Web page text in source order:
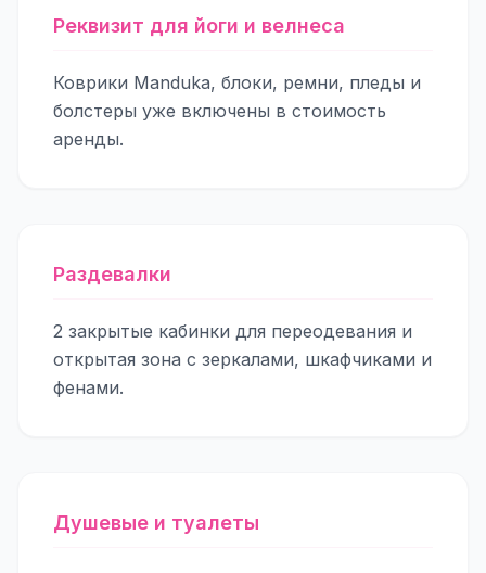
Реквизит для йоги и велнеса
Коврики Manduka, блоки, ремни, пледы и
болстеры уже включены в стоимость
аренды.
Раздевалки
2 закрытые кабинки для переодевания и
открытая зона с зеркалами, шкафчиками и
фенами.
Душевые и туалеты